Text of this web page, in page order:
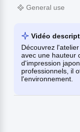
General use
Vidéo
Découvrez
avec une hauteur
d'impression
professionnels, il
l'environnement.